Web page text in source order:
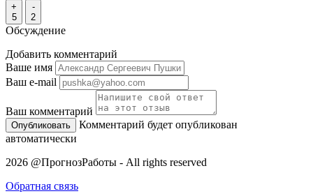
+
5
-
2
Обсуждение
Добавить комментарий
Ваше имя
Ваш e-mail
Ваш комментарий
Комментарий будет опубликован
автоматически
2026 @ПрогнозРаботы - All rights reserved
Обратная связь